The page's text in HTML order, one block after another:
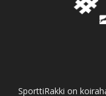
SporttiRakki on